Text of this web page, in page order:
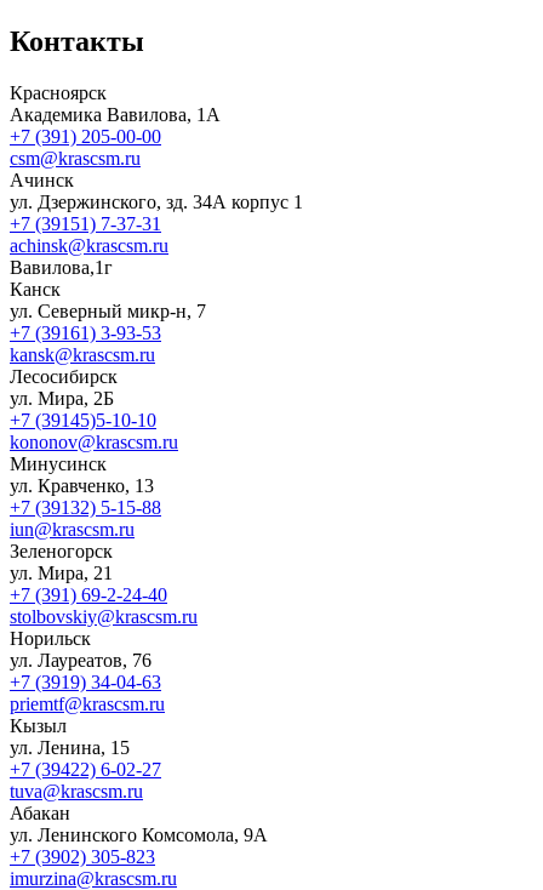
Контакты
Красноярск
Академика Вавилова, 1А
+7 (391) 205-00-00
csm@krascsm.ru
Ачинск
ул. Дзержинского, зд. 34А корпус 1
+7 (39151) 7-37-31
achinsk@krascsm.ru
Вавилова,1г
Канск
ул. Северный микр-н, 7
+7 (39161) 3-93-53
kansk@krascsm.ru
Лесосибирск
ул. Мира, 2Б
+7 (39145)5-10-10
kononov@krascsm.ru
Минусинск
ул. Кравченко, 13
+7 (39132) 5-15-88
iun@krascsm.ru
Зеленогорск
ул. Мира, 21
+7 (391) 69-2-24-40
stolbovskiy@krascsm.ru
Норильск
ул. Лауреатов, 76
+7 (3919) 34-04-63
priemtf@krascsm.ru
Кызыл
ул. Ленина, 15
+7 (39422) 6-02-27
tuva@krascsm.ru
Абакан
ул. Ленинского Комсомола, 9А
+7 (3902) 305-823
imurzina@krascsm.ru